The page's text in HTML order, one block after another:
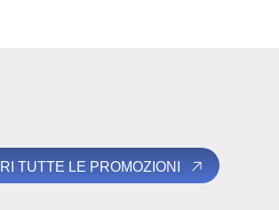
TUTTE LE PROMOZIONI